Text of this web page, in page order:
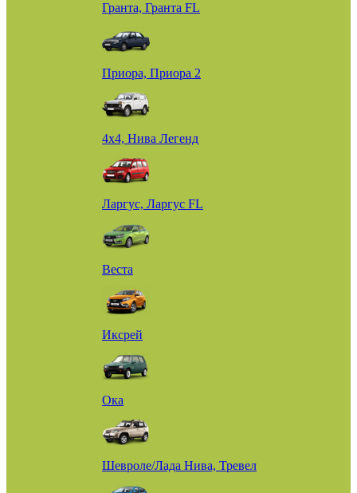
Гранта, Гранта FL
Приора, Приора 2
4х4, Нива Легенд
Ларгус, Ларгус FL
Веста
Иксрей
Ока
Шевроле/Лада Нива, Тревел